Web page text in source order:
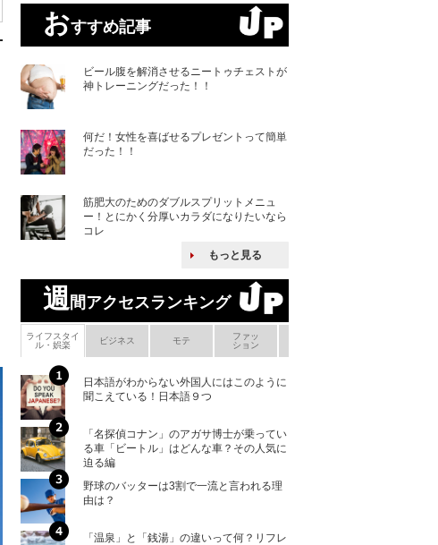
おすすめ記事
ビール腹を解消させるニートゥチェストが
神トレーニングだった！！
何だ！女性を喜ばせるプレゼントって簡単
だった！！
筋肥大のためのダブルスプリットメニュ
ー！とにかく分厚いカラダになりたいなら
コレ
もっと見る
週間アクセスランキング
ライフスタイ
ル・娯楽
ビジネス モテ
ファッ
ション
日本語がわからない外国人にはこのように
聞こえている！日本語９つ
「名探偵コナン」のアガサ博士が乗ってい
る車「ビートル」はどんな車？その人気に
迫る編
野球のバッターは3割で一流と言われる理
由は？
「温泉」と「銭湯」の違いって何？リフレ